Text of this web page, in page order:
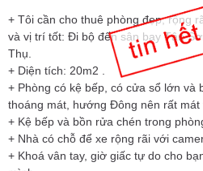
+ Tôi cần cho thuê phòng đẹp, rộng
và vị trí tốt: Đi bộ đến sân bay Tân
Thụ.
+ Diện tích: 20m2 .
+ Phòng có kệ bếp, có cửa sổ lớn và
thoáng mát, hướng Đông nên rất mát
+ Kệ bếp và bồn rửa chén trong
+ Nhà có chỗ để xe rộng rãi với
+ Khoá vân tay, giờ giấc tự do cho